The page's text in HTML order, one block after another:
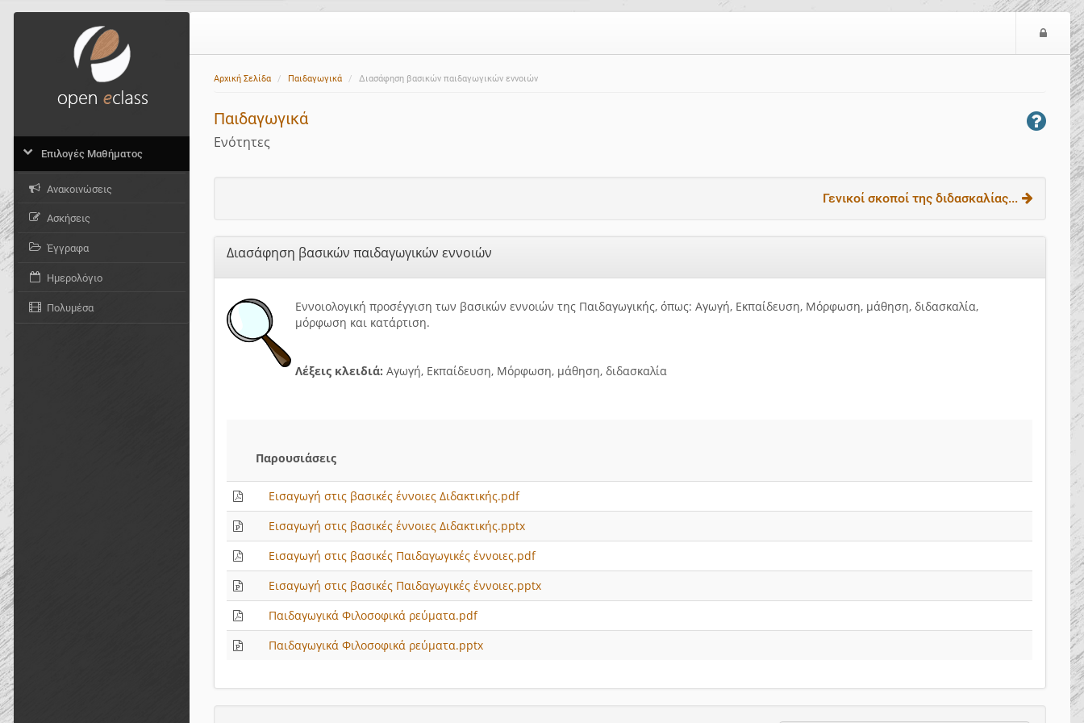
Αρχική Σελίδα Παιδαγωγικά Διασάφηση βασικών παιδαγωγικών εννοιών
Παιδαγωγικά
Ενότητες
Γενικοί σκοποί της διδασκαλίας...
Διασάφηση βασικών παιδαγωγικών εννοιών
Εννοιολογική προσέγγιση των βασικών εννοιών της Παιδαγωγικής, όπως: Αγωγή, Εκπαίδευση, Μόρφωση, μάθηση, διδασκαλία,
μόρφωση και κατάρτιση.
Λέξεις κλειδιά: Αγωγή, Εκπαίδευση, Μόρφωση, μάθηση, διδασκαλία
Παρουσιάσεις
Εισαγωγή στις βασικές έννοιες Διδακτικής.pdf
Εισαγωγή στις βασικές έννοιες Διδακτικής.pptx
Εισαγωγή στις βασικές Παιδαγωγικές έννοιες.pdf
Εισαγωγή στις βασικές Παιδαγωγικές έννοιες.pptx
Παιδαγωγικά Φιλοσοφικά ρεύματα.pdf
Παιδαγωγικά Φιλοσοφικά ρεύματα.pptx
Επιλογές Μαθήματος
Ανακοινώσεις
Ασκήσεις
Έγγραφα
Ημερολόγιο
Πολυμέσα